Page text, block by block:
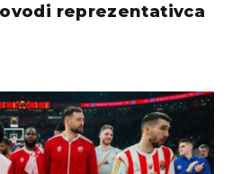
reprezentativca